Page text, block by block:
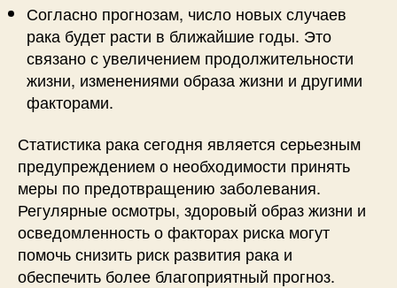
Согласно прогнозам, число новых случаев
рака будет расти в ближайшие годы. Это
связано с увеличением продолжительности
жизни, изменениями образа жизни и другими
факторами.
Статистика рака сегодня является серьезным
предупреждением о необходимости принять
меры по предотвращению заболевания.
Регулярные осмотры, здоровый образ жизни и
осведомленность о факторах риска могут
помочь снизить риск развития рака и
обеспечить более благоприятный прогноз.